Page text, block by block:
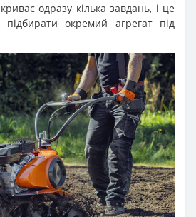
одразу кілька завдань, і це
окремий агрегат під